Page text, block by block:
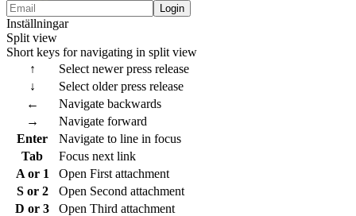
Login
Inställningar
Split view
Short keys for navigating in split view
↑
Select newer press release
↓
Select older press release
←
Navigate backwards
→
Navigate forward
Enter
Navigate to line in focus
Tab
Focus next link
A or 1
Open First attachment
S or 2
Open Second attachment
D or 3
Open Third attachment